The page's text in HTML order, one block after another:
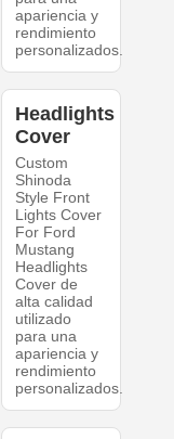
apariencia y
rendimiento
personalizados.
Headlights
Cover
Custom
Shinoda
Style Front
Lights Cover
For Ford
Mustang
Headlights
Cover de
alta calidad
utilizado
para una
apariencia y
rendimiento
personalizados.